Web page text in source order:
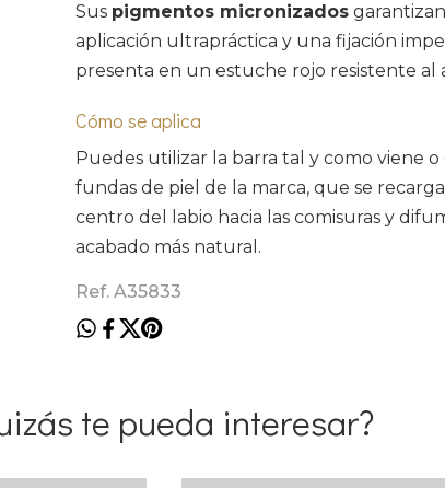
Sus pigmentos micronizados
aplicación ultrapráctica y una fijación
presenta en un estuche rojo resistente al
Cómo se aplica
Puedes utilizar la barra tal y como viene
fundas de piel de la marca, que se
centro del labio hacia las comisuras y
acabado más natural.
Ref. A35833
te pueda interesar?